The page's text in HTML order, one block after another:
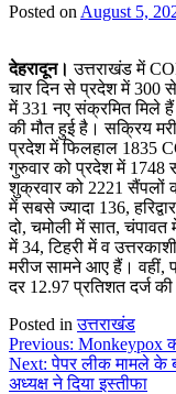
Posted on August 5,
देहरादून। उत्तराखंड में
चार दिन से प्रदेश में 300
में 331 नए संक्रमित मिले
की मौत हुई है। सक्रिय
प्रदेश में फिलहाल 1835
गुरुवार को प्रदेश में 1748
शुक्रवार को 2221 सैंपलों
में सबसे ज्यादा 136,
दो, चमोली में सात, चंपावत
में 34, टिहरी में व
मरीज सामने आए हैं। वहीं,
दर 12.97 प्रतिशत दर्ज की
Posted inउत्तराखंड
Post
navigation
Previous: Monkeypox
Next: पेपर लीक मामले के
अध्यक्ष ने दिया इस्तीफा